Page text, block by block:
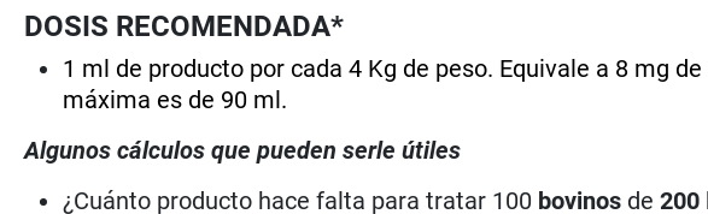
DOSIS RECOMENDADA*
1 ml de producto por cada 4 Kg de peso. Equivale a 8 mg
máxima es de 90 ml.
Algunos cálculos que pueden serle útiles
¿Cuánto producto hace falta para tratar 100 bovinos de200